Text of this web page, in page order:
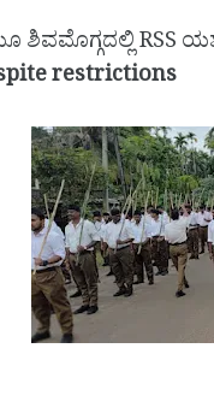
ಶಿವಮೊಗ್ಗದಲ್ಲಿ RSS
restrictions